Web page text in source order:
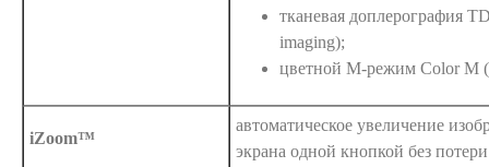
тканевая доплерография
imaging);
цветной М-режим Color M
iZoom™
автоматическое увеличение
экрана одной кнопкой без